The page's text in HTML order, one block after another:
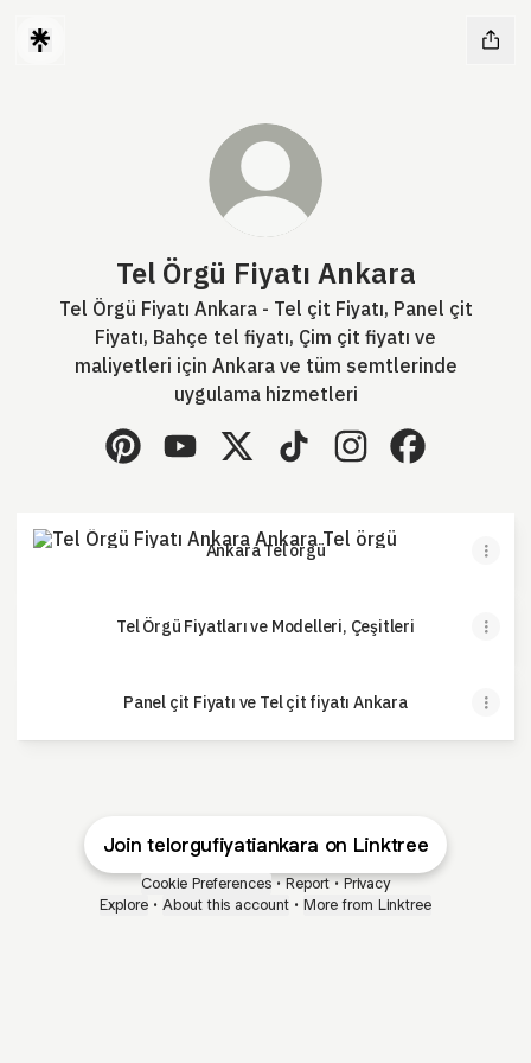
Tel Örgü Fiyatı Ankara
Tel Örgü Fiyatı Ankara - Tel çit Fiyatı, Panel çit
Fiyatı, Bahçe tel fiyatı, Çim çit fiyatı ve
maliyetleri için Ankara ve tüm semtlerinde
uygulama hizmetleri
Ankara Tel örgü
Tel Örgü Fiyatları ve Modelleri, Çeşitleri
Panel çit Fiyatı ve Tel çit fiyatı Ankara
Join telorgufiyatiankara on Linktree
Cookie Preferences • Report • Privacy
Explore • About this account • More from Linktree